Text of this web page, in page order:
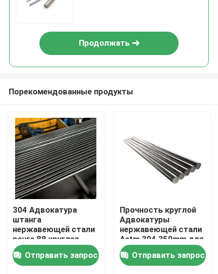
Дом
Продукты
О нас
Продолжать
Порекомендованные продукты
304 Адвокатура
штанга
нержавеющей стали
ранга 88 круглая
отполировала
600mm для
украшения
Отправить запрос
Прочность круглой
Адвокатуры
нержавеющей стали
Astm 304 350mm для
конструкции
Отправить запрос